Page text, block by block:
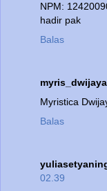
NPM:
hadir pak
Balas
Myristica
Balas
02.39